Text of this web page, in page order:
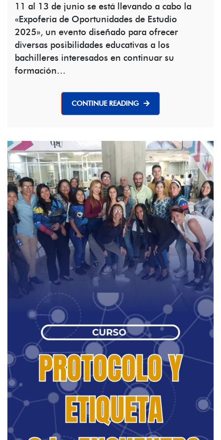
11 al 13 de junio se está llevando a cabo la
«Expoferia de Oportunidades de Estudio
2025», un evento diseñado para ofrecer
diversas posibilidades educativas a los
bachilleres interesados en continuar su
formación…
CONTINUE READING